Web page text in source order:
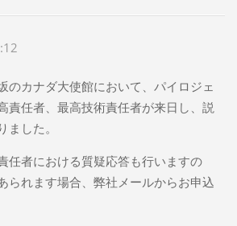
のカナダ大使館において、パイロジェ
任者、最高技術責任者が来日し、説
した。
任者における質疑応答も行いますの
られます場合、弊社メールからお申込